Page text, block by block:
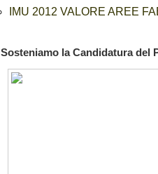
IMU 2012 VALORE AREE
Sosteniamo la Candidatura del